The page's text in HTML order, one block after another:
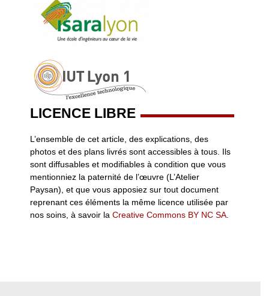
LICENCE LIBRE
L’ensemble de cet article, des explications, des
photos et des plans livrés sont accessibles à tous. Ils
sont diffusables et modifiables à condition que vous
mentionniez la paternité de l’œuvre (L’Atelier
Paysan), et que vous apposiez sur tout document
reprenant ces éléments la même licence utilisée par
nos soins, à savoir la Creative Commons BY NC SA